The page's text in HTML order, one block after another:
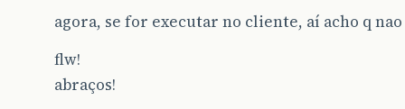
agora, se for executar no cliente, aí acho q
flw!
abraços!